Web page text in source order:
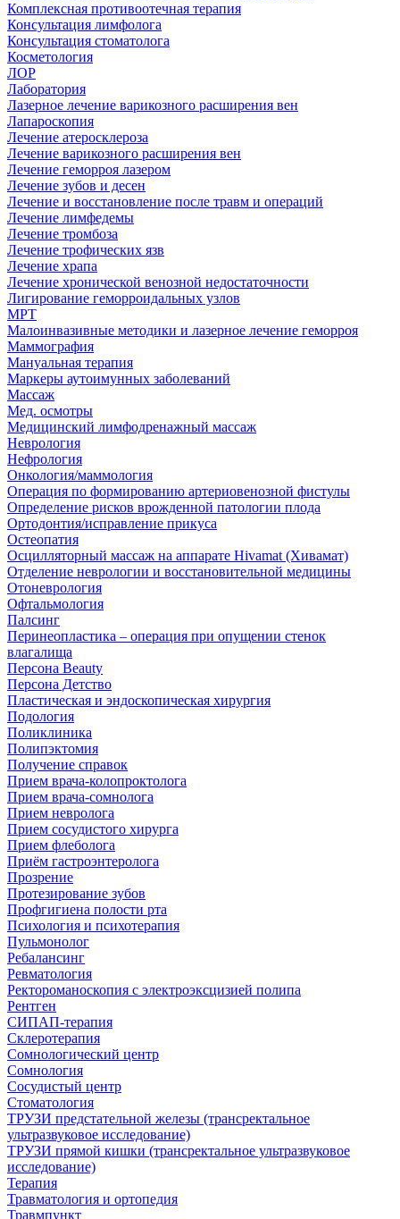
Комплексная противоотечная терапия
Консультация лимфолога
Консультация стоматолога
Косметология
ЛОР
Лаборатория
Лазерное лечение варикозного расширения вен
Лапароскопия
Лечение атеросклероза
Лечение варикозного расширения вен
Лечение геморроя лазером
Лечение зубов и десен
Лечение и восстановление после травм и операций
Лечение лимфедемы
Лечение тромбоза
Лечение трофических язв
Лечение храпа
Лечение хронической венозной недостаточности
Лигирование геморроидальных узлов
МРТ
Малоинвазивные методики и лазерное лечение геморроя
Маммография
Мануальная терапия
Маркеры аутоимунных заболеваний
Массаж
Мед. осмотры
Медицинский лимфодренажный массаж
Неврология
Нефрология
Онкология/маммология
Операция по формированию артериовенозной фистулы
Определение рисков врожденной патологии плода
Ортодонтия/исправление прикуса
Остеопатия
Осцилляторный массаж на аппарате Hivamat (Хивамат)
Отделение неврологии и восстановительной медицины
Отоневрология
Офтальмология
Палсинг
Перинеопластика – операция при опущении стенок
влагалища
Персона Beauty
Персона Детство
Пластическая и эндоскопическая хирургия
Подология
Поликлиника
Полипэктомия
Получение справок
Прием врача-колопроктолога
Прием врача-сомнолога
Прием невролога
Прием сосудистого хирурга
Прием флеболога
Приём гастроэнтеролога
Прозрение
Протезирование зубов
Профгигиена полости рта
Психология и психотерапия
Пульмонолог
Ребалансинг
Ревматология
Ректороманоскопия с электроэксцизией полипа
Рентген
СИПАП-терапия
Склеротерапия
Сомнологический центр
Сомнология
Сосудистый центр
Стоматология
ТРУЗИ предстательной железы (трансректальное
ультразвуковое исследование)
ТРУЗИ прямой кишки (трансректальное ультразвуковое
исследование)
Терапия
Травматология и ортопедия
Травмпункт